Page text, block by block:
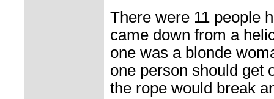
There were 11 people
came down from a
one was a blonde
one person should get
the rope would break